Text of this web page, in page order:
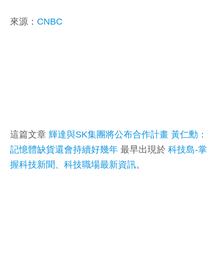
來源： CNBC
這篇文章 輝達與SK集團將公布合作計畫 黃仁勳：
記憶體缺貨還會持續好幾年 最早出現於 科技島-掌
握科技新聞、科技職場最新資訊。